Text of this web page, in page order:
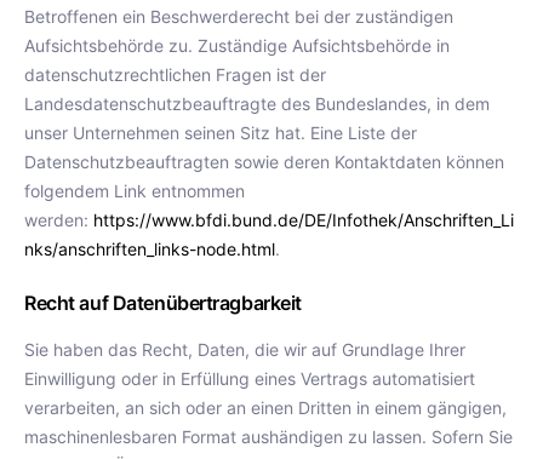
Betroffenen ein Beschwerderecht bei der zuständigen
Aufsichtsbehörde zu. Zuständige Aufsichtsbehörde in
datenschutzrechtlichen Fragen ist der
Landesdatenschutzbeauftragte des Bundeslandes, in dem
unser Unternehmen seinen Sitz hat. Eine Liste der
Datenschutzbeauftragten sowie deren Kontaktdaten können
folgendem Link entnommen
werden: https://www.bfdi.bund.de/DE/Infothek/Anschriften_Li
nks/anschriften_links-node.html.
Recht auf Datenübertragbarkeit
Sie haben das Recht, Daten, die wir auf Grundlage Ihrer
Einwilligung oder in Erfüllung eines Vertrags automatisiert
verarbeiten, an sich oder an einen Dritten in einem gängigen,
maschinenlesbaren Format aushändigen zu lassen. Sofern Sie